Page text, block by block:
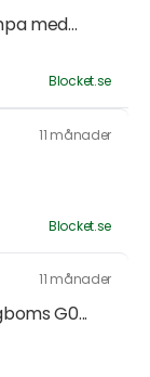
med...
Blocket.se
11 månader
Blocket.se
11 månader
G0...